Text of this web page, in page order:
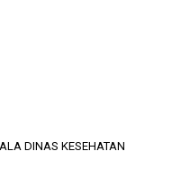
DINAS KESEHATAN